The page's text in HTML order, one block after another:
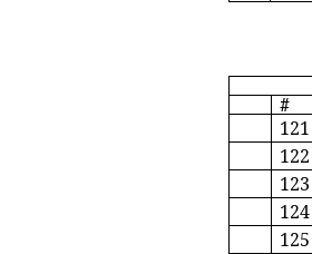
#
121
122
123
124
125